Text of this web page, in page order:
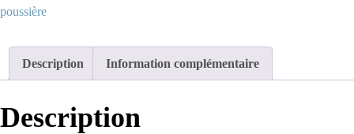
-
poussière
poussière
Description Information complémentaire
Description